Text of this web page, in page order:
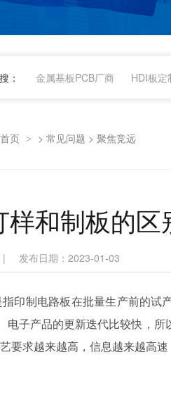
： 金属基板PCB厂商 HDI板定
首页 > > 常见问题 > 聚焦竞远
样和制板的区
| 发布日期：2023-01-03
印制电路板在批量生产前的试
电子产品的更新迭代比较快，
要求越来越高，信息越来越高速